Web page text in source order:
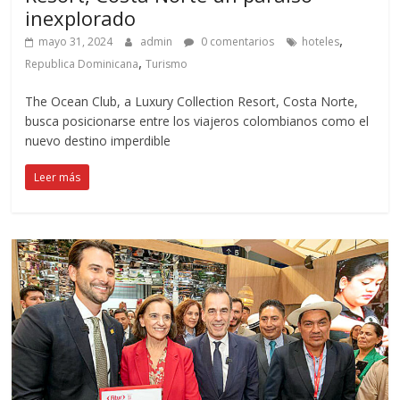
inexplorado
mayo 31, 2024 admin 0 comentarios hoteles,
Republica Dominicana,Turismo
The Ocean Club, a Luxury Collection Resort, Costa Norte,
busca posicionarse entre los viajeros colombianos como el
nuevo destino imperdible
Leer más